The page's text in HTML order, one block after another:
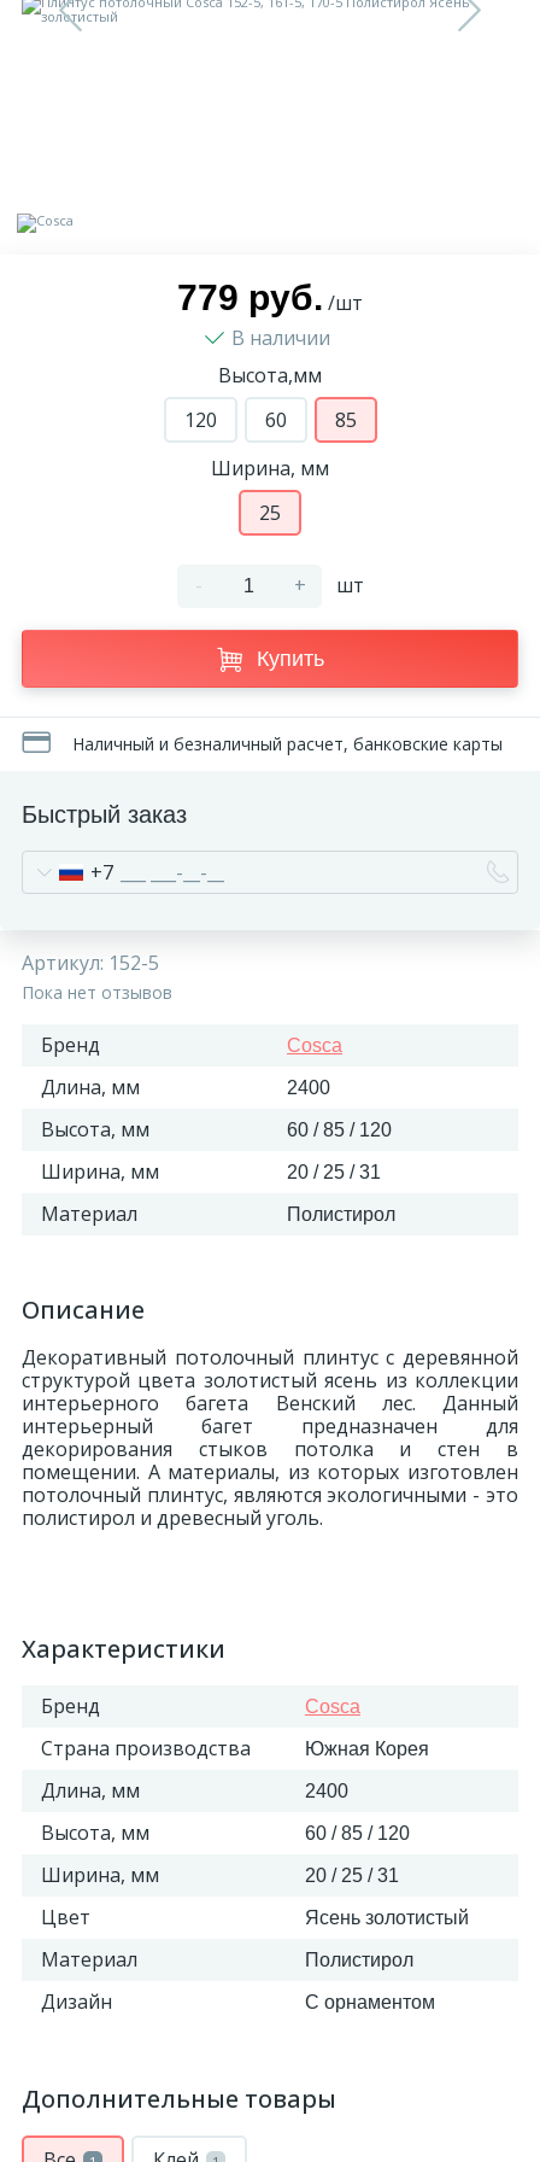
779 руб. /шт
В наличии
Высота,мм
120
60
85
Ширина, мм
25
- + шт
Купить
Наличный и безналичный расчет, банковские карты
Быстрый заказ
+7
Артикул: 152-5
Пока нет отзывов
Бренд Cosca
Длина, мм 2400
Высота, мм 60 / 85 / 120
Ширина, мм 20 / 25 / 31
Материал Полистирол
Описание
Декоративный потолочный плинтус с деревянной
структурой цвета золотистый ясень из коллекции
интерьерного багета Венский лес. Данный
интерьерный багет предназначен для
декорирования стыков потолка и стен в
помещении. А материалы, из которых изготовлен
потолочный плинтус, являются экологичными - это
полистирол и древесный уголь.
Характеристики
Бренд Cosca
Страна производства Южная Корея
Длина, мм 2400
Высота, мм 60 / 85 / 120
Ширина, мм 20 / 25 / 31
Цвет Ясень золотистый
Материал Полистирол
Дизайн С орнаментом
Дополнительные товары
Доставка
Составные части